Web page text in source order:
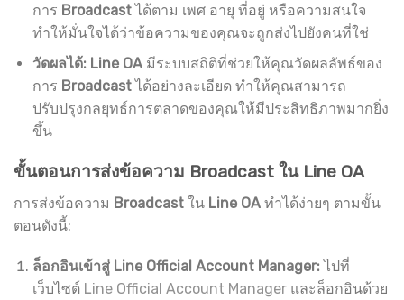
การ Broadcastได้ตาม เพศ อายุ ที่อยู่ หรือความสนใจ
ทำให้มั่นใจได้ว่าข้อความของคุณจะถูกส่งไปยังคนที่ใช่
วัดผลได้: Line OAมีระบบสถิติที่ช่วยให้คุณวัดผลลัพธ์ของ
การ Broadcastได้อย่างละเอียด ทำให้คุณสามารถ
ปรับปรุงกลยุทธ์การตลาดของคุณให้มีประสิทธิภาพมากยิ่ง
ขึ้น
ขั้นตอนการส่งข้อความ Broadcast ใน Line OA
การส่งข้อความ Broadcast ใน Line OA ทำได้ง่ายๆ ตามขั้น
ตอนดังนี้:
ล็อกอินเข้าสู่ Line Official Account Manager: ไปที่
เว็บไซต์ Line Official Account Managerและล็อกอินด้วย